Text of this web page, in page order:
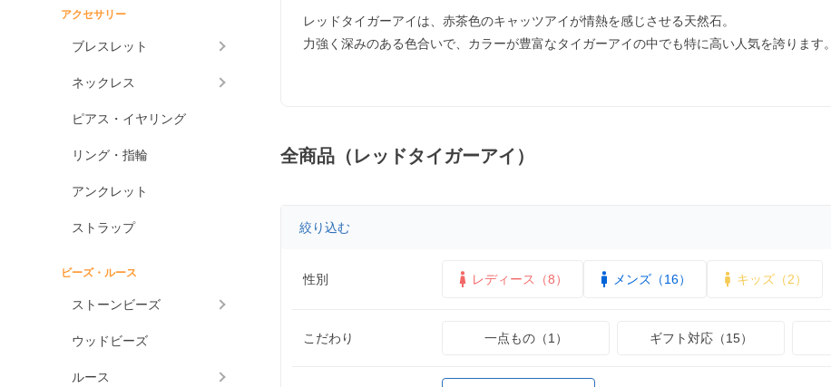
アクセサリー
ブレスレット
ネックレス
ピアス・イヤリング
リング・指輪
アンクレット
ストラップ
ビーズ・ルース
ストーンビーズ
ウッドビーズ
ルース
レッドタイガーアイは、赤茶色のキャッツアイが情熱を感じさせる天然石。
力強く深みのある色合いで、カラーが豊富なタイガーアイの中でも特に高い人気を誇ります。
全商品（レッドタイガーアイ）
絞り込む
性別 レディース（8） メンズ（16） キッズ（2）
こだわり 一点もの（1） ギフト対応（15）